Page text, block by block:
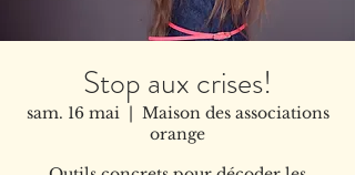
Stop aux crises!
sam. 16 mai
  |
Maison des associations
orange